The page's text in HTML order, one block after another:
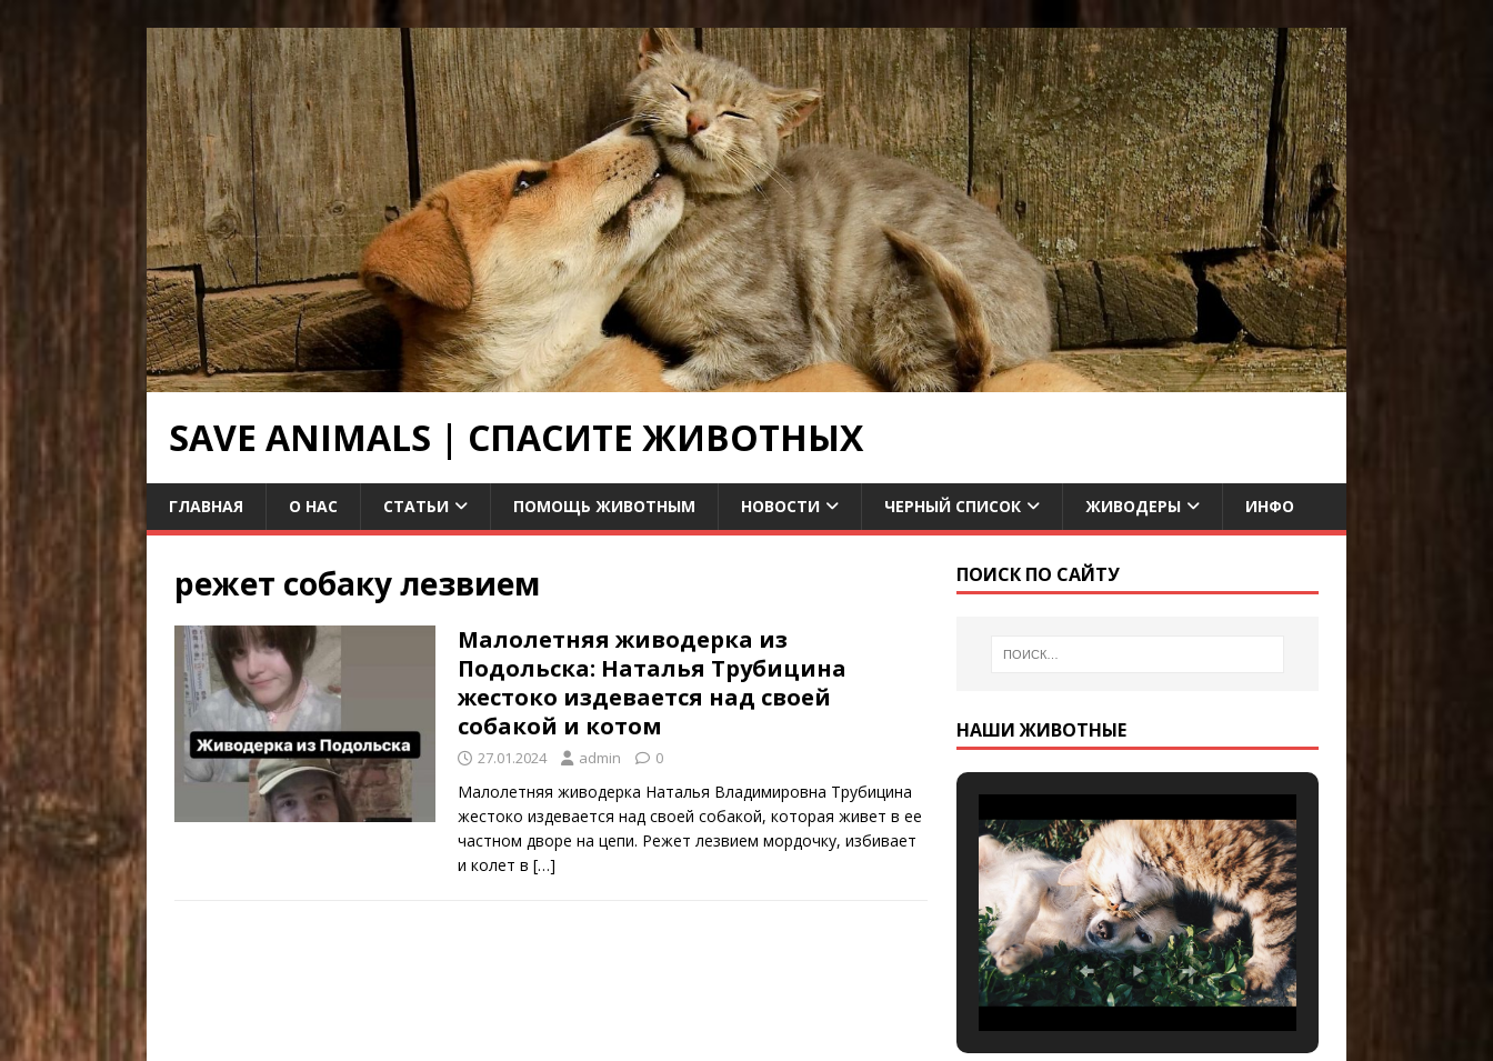
SAVE ANIMALS | СПАСИТЕ ЖИВОТНЫХ
ГЛАВНАЯ О НАС СТАТЬИ ПОМОЩЬ ЖИВОТНЫМ НОВОСТИ ЧЕРНЫЙ СПИСОК ЖИВОДЕРЫ ИНФО
режет собаку лезвием
Малолетняя живодерка из
Подольска: Наталья Трубицина
жестоко издевается над своей
собакой и котом
27.01.2024 admin 0
Малолетняя живодерка Наталья Владимировна Трубицина
жестоко издевается над своей собакой, которая живет в ее
частном дворе на цепи. Режет лезвием мордочку, избивает
и колет в […]
ПОИСК ПО САЙТУ
НАШИ ЖИВОТНЫЕ